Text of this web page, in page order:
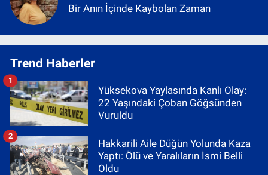
Bir Anın İçinde Kaybolan Zaman
Trend Haberler
Yüksekova Yaylasında Kanlı Olay:
22 Yaşındaki Çoban Göğsünden
Vuruldu
1
Hakkarili Aile Düğün Yolunda Kaza
Yaptı: Ölü ve Yaralıların İsmi Belli
Oldu
2